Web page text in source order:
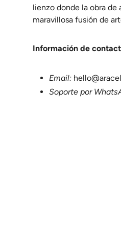
lienzo donde la obra de
maravillosa fusión de
Información de
Email:
Soporte por